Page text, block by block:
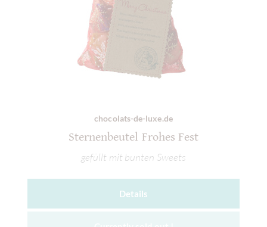
chocolats-de-luxe.de
Sternenbeutel Frohes Fest
gefüllt mit bunten Sweets
Details